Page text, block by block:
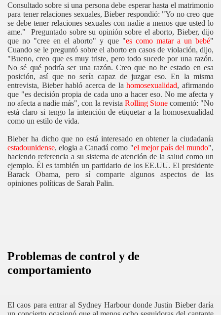
Consultado sobre si una persona debe esperar hasta el matrimonio
para tener relaciones sexuales, Bieber respondió: "Yo no creo que
se debe tener relaciones sexuales con nadie a menos que usted lo
ame." Preguntado sobre su opinión sobre el aborto, Bieber, dijo
que no "cree en el aborto" y que "es como matar a un bebé"
Cuando se le preguntó sobre el aborto en casos de violación, dijo,
"Bueno, creo que es muy triste, pero todo sucede por una razón.
No sé qué podría ser una razón. Creo que no he estado en esa
posición, así que no sería capaz de juzgar eso. En la misma
entrevista, Bieber habló acerca de lahomosexualidad, afirmando
que "es decisión propia de cada uno a hacer eso. No me afecta y
no afecta a nadie más", con la revista Rolling Stone comentó: "No
está claro si tengo la intención de etiquetar a la homosexualidad
como un estilo de vida.
Bieber ha dicho que no está interesado en obtener la ciudadanía
estadounidense, elogia a Canadá como "el mejor país del mundo",
haciendo referencia a su sistema de atención de la salud como un
ejemplo. Él es también un partidario de los EE.UU. El presidente
Barack Obama, pero sí comparte algunos aspectos de las
opiniones políticas de Sarah Palin.
Problemas de control y de
comportamiento
El caos para entrar al Sydney Harbour donde Justin Bieber daría